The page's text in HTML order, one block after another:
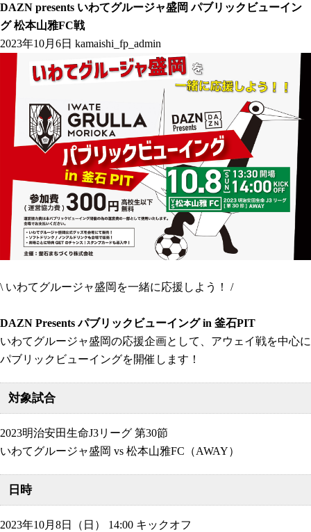
DAZN presents いわてグルージャ盛岡 パブリックビューイン
グ 松本山雅FC戦
2023年10月6日 kamaishi_fp_admin
\ いわてグルージャ盛岡を一緒に応援しよう！ /
DAZN Presents パブリックビューイング in 釜石PIT
いわてグルージャ盛岡の応援企画として、アウェイ戦を中心に
パブリックビューイングを開催します！
対象試合
2023明治安田生命J3リーグ 第30節
いわてグルージャ盛岡 vs 松本山雅FC（AWAY）
日時
2023年10月8日（日） 14:00 キックオフ